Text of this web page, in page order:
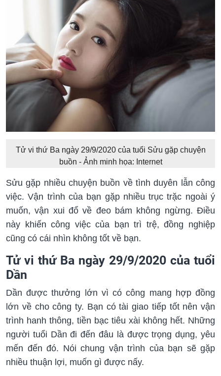
Tử vi thứ Ba ngày 29/9/2020 của tuổi Sửu gặp chuyện
buồn - Ảnh minh họa: Internet
Sửu gặp nhiều chuyện buồn về tình duyên lẫn công
việc. Vận trình của bạn gặp nhiều trục trặc ngoài ý
muốn, vận xui đổ về đeo bám không ngừng. Điều
này khiến công việc của bạn trì trệ, đồng nghiệp
cũng có cái nhìn không tốt về bạn.
Tử vi thứ Ba ngày 29/9/2020 của tuổi
Dần
Dần được thưởng lớn vì có công mang hợp đồng
lớn về cho công ty. Bạn có tài giao tiếp tốt nên vận
trình hanh thông, tiền bạc tiêu xài không hết. Những
người tuổi Dần đi đến đâu là được trọng dụng, yêu
mến đến đó. Nói chung vận trình của bạn sẽ gặp
nhiều thuận lợi, muốn gì được nấy.